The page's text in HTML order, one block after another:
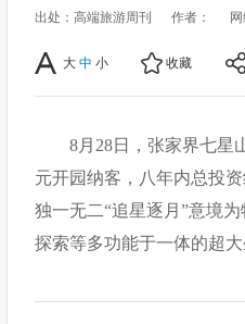
出处：高端旅游周刊 作者：
大 中 小 收藏
8月28日，张家界七星
元开园纳客，八年内总投
独一无二“追星逐月”意境
探索等多功能于一体的超